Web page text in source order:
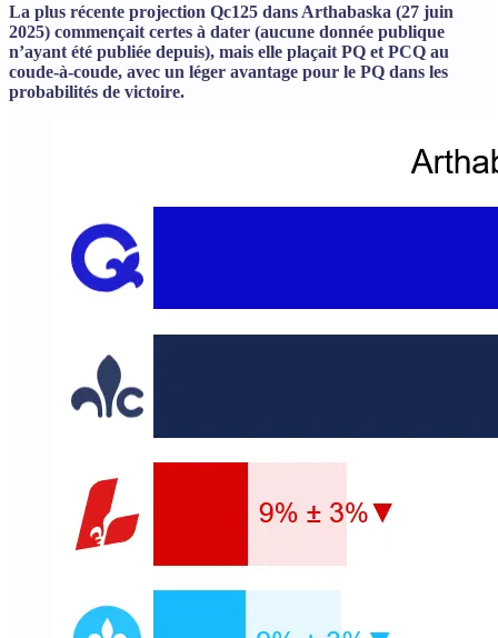
La plus récente projection Qc125 dans Arthabaska (27 juin
2025) commençait certes à dater (aucune donnée publique
n’ayant été publiée depuis), mais elle plaçait PQ et PCQ au
coude-à-coude, avec un léger avantage pour le PQ dans les
probabilités de victoire.